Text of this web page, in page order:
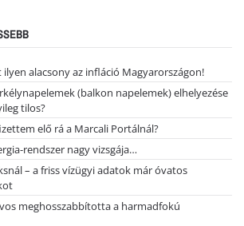
alacsony az infláció Magyarországon!
(balkon napelemek) elhelyezése
tilos?
elő rá a Marcali Portálnál?
rendszer nagy vizsgája…
– a friss vízügyi adatok már óvatos
meghosszabbította a harmadfokú